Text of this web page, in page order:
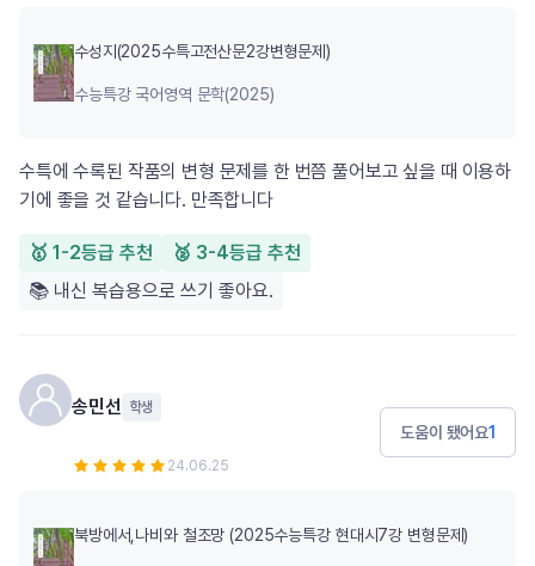
수성지(2025수특고전산문2강변형문제)
수능특강 국어영역 문학(2025)
수특에 수록된 작품의 변형 문제를 한 번쯤 풀어보고 싶을 때 이용하
기에 좋을 것 같습니다. 만족합니다
🥇 1-2등급 추천
🥈 3-4등급 추천
📚 내신 복습용으로 쓰기 좋아요.
송민선 학생
24.06.25
도움이 됐어요1
북방에서,나비와 철조망 (2025수능특강 현대시7강 변형문제)